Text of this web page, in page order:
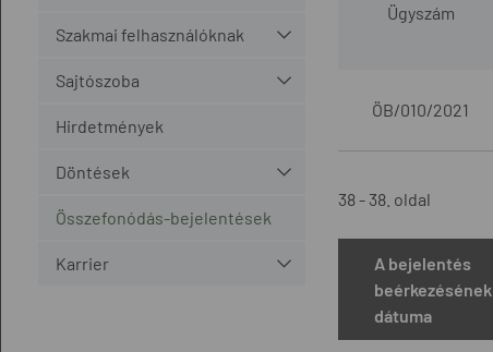
Szakmai felhasználóknak
Sajtószoba
Hirdetmények
Döntések
Összefonódás-bejelentések
Karrier
Ügyszám
ÖB/010/2021
38 - 38. oldal
A bejelentés
beérkezésének
dátuma